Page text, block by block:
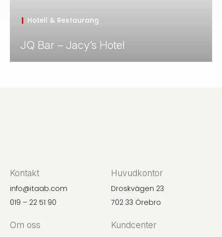
JQ Bar – Jacy’s Hotel
Hotell & Restaurang
Kontakt
info@itaab.com
019 – 22 51 90
Huvudkontor
Droskvägen 23
702 33 Örebro
Om oss Kundcenter